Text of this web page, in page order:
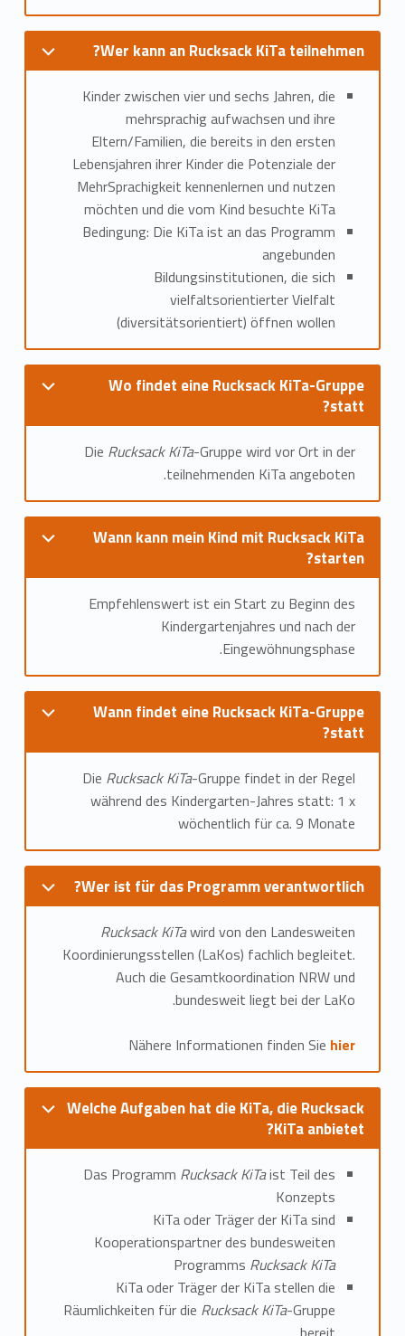
i
T
Wer kann an Rucksack KiTa teilnehmen?
Kinder zwischen vier und sechs Jahren, die
mehrsprachig aufwachsen und ihre
Eltern/Familien, die bereits in den ersten
Lebensjahren ihrer Kinder die Potenziale der
MehrSprachigkeit kennenlernen und nutzen
möchten und die vom Kind besuchte KiTa
Bedingung: Die KiTa ist an das Programm
angebunden
Bildungsinstitutionen, die sich
vielfaltsorientierter Vielfalt
(diversitätsorientiert) öffnen wollen
Wo findet eine Rucksack KiTa-Gruppe
statt?
Die Rucksack KiTa-Gruppe wird vor Ort in der
teilnehmenden KiTa angeboten.
Wann kann mein Kind mit Rucksack KiTa
starten?
Empfehlenswert ist ein Start zu Beginn des
Kindergartenjahres und nach der
Eingewöhnungsphase.
Wann findet eine Rucksack KiTa-Gruppe
statt?
Die Rucksack KiTa-Gruppe findet in der Regel
während des Kindergarten-Jahres statt: 1 x
wöchentlich für ca. 9 Monate
Wer ist für das Programm verantwortlich?
Rucksack KiTawird von den Landesweiten
Koordinierungsstellen (LaKos) fachlich begleitet.
Auch die Gesamtkoordination NRW und
bundesweit liegt bei der LaKo.
Nähere Informationen finden Sie hier
Welche Aufgaben hat die KiTa, die Rucksack
KiTa anbietet?
Das Programm Rucksack KiTaist Teil des
Konzepts
KiTa oder Träger der KiTa sind
Kooperationspartner des bundesweiten
Programms Rucksack KiTa
KiTa oder Träger der KiTa stellen die
Räumlichkeiten für die Rucksack KiTa-Gruppe